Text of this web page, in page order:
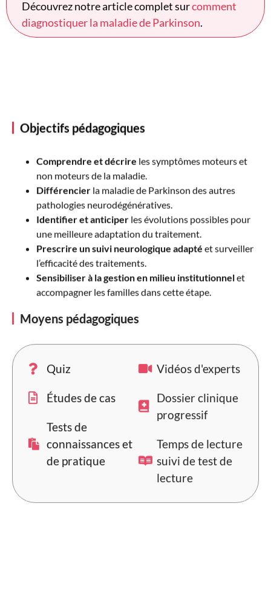
Découvrez notre article complet surcomment
diagnostiquer la maladie de Parkinson.
Objectifs pédagogiques
Comprendre et décrire les symptômes moteurs et
non moteurs de la maladie.
Différencier la maladie de Parkinson des autres
pathologies neurodégénératives.
Identifier et anticiper les évolutions possibles pour
une meilleure adaptation du traitement.
Prescrire un suivi neurologique adapté et surveiller
l’efficacité des traitements.
Sensibiliser à la gestion en milieu institutionnelet
accompagner les familles dans cette étape.
Moyens pédagogiques
Quiz
Études de cas
Tests de
connaissances et
de pratique
Vidéos d'experts
Dossier clinique
progressif
Temps de lecture
suivi de test de
lecture